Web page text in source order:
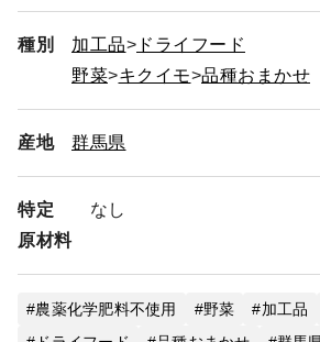
種別 加工品
ドライフード
野菜
キクイモ 品種おまかせ
産地 群馬県
特定
原材料
なし
農薬化学肥料不使用 野菜 加工品